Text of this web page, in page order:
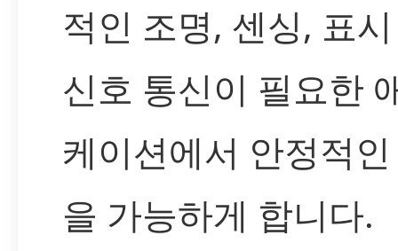
적인 조명, 센싱, 표
신호 통신이 필요한
케이션에서 안정적
을 가능하게 합니다.